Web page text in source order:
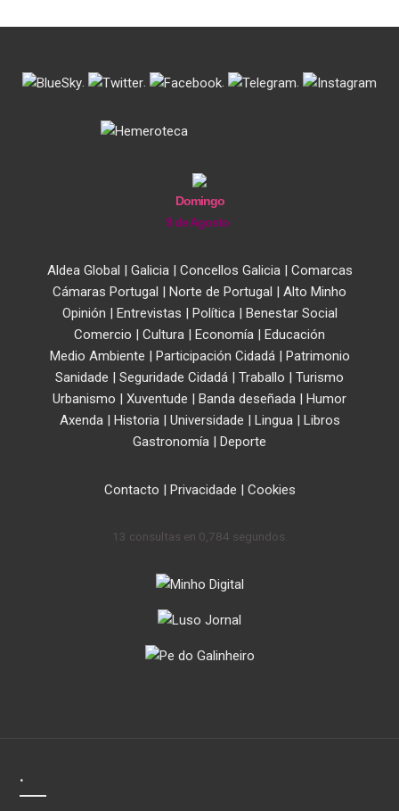
. . . .
Domingo
9 de Agosto
Aldea Global | Galicia| Concellos Galicia| Comarcas
Cámaras Portugal | Norte de Portugal | Alto Minho
Opinión | Entrevistas | Política| Benestar Social
Comercio | Cultura | Economía | Educación
Medio Ambiente | Participación Cidadá| Patrimonio
Sanidade | Seguridade Cidadá | Traballo | Turismo
Urbanismo | Xuventude | Banda deseñada | Humor
Axenda| Historia| Universidade | Lingua| Libros
Gastronomía | Deporte
Contacto | Privacidade | Cookies
13 consultas en 0,784 segundos.
.